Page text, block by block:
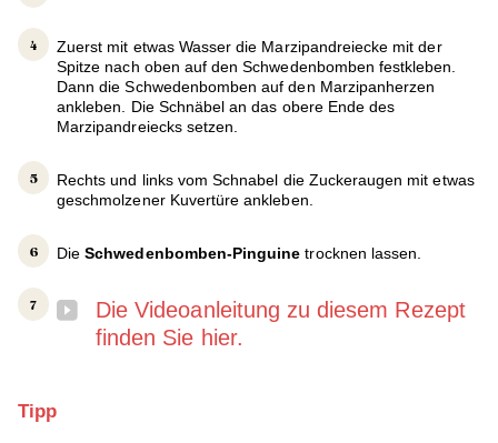
Zuerst mit etwas Wasser die Marzipandreiecke mit der
Spitze nach oben auf den Schwedenbomben festkleben.
Dann die Schwedenbomben auf den Marzipanherzen
ankleben. Die Schnäbel an das obere Ende des
Marzipandreiecks setzen.
Rechts und links vom Schnabel die Zuckeraugen mit etwas
geschmolzener Kuvertüre ankleben.
DieSchwedenbomben-Pinguine trocknen lassen.
Die Videoanleitung zu diesem Rezept
finden Sie hier.
Tipp